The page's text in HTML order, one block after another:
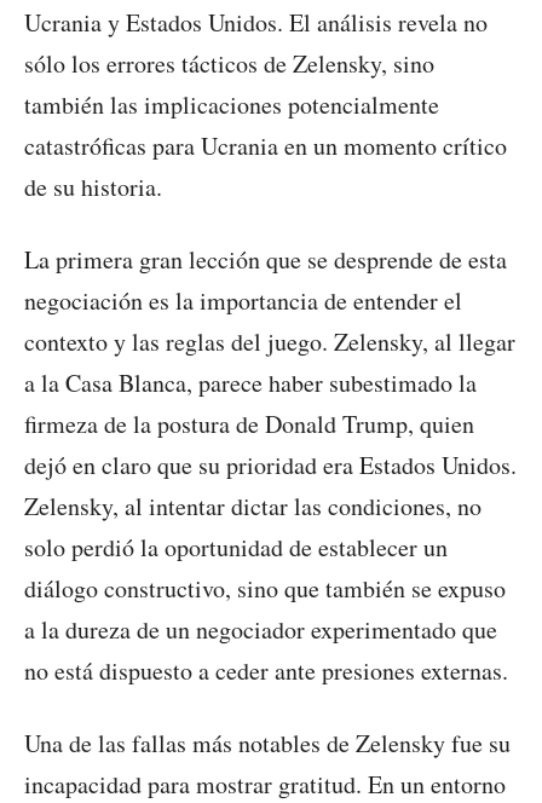
Ucrania y Estados Unidos. El análisis revela no
sólo los errores tácticos de Zelensky, sino
también las implicaciones potencialmente
catastróficas para Ucrania en un momento crítico
de su historia.
La primera gran lección que se desprende de esta
negociación es la importancia de entender el
contexto y las reglas del juego. Zelensky, al llegar
a la Casa Blanca, parece haber subestimado la
firmeza de la postura de Donald Trump, quien
dejó en claro que su prioridad era Estados Unidos.
Zelensky, al intentar dictar las condiciones, no
solo perdió la oportunidad de establecer un
diálogo constructivo, sino que también se expuso
a la dureza de un negociador experimentado que
no está dispuesto a ceder ante presiones externas.
Una de las fallas más notables de Zelensky fue su
incapacidad para mostrar gratitud. En un entorno